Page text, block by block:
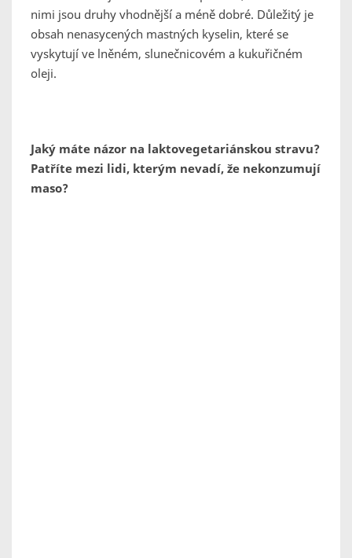
nimi jsou druhy vhodnější a méně dobré. Důležitý je
obsah nenasycených mastných kyselin, které se
vyskytují ve lněném, slunečnicovém a kukuřičném
oleji.
Jaký máte názor na laktovegetariánskou stravu?
Patříte mezi lidi, kterým nevadí, že nekonzumují
maso?